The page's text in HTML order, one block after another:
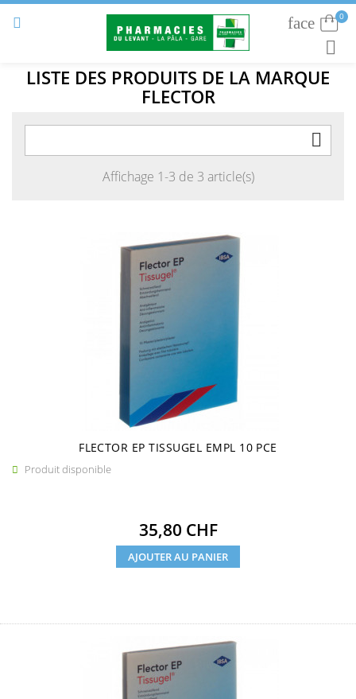
 0
faceConnexion

LISTE DES PRODUITS DE LA MARQUE
FLECTOR

Affichage 1-3 de 3 article(s)
FLECTOR EP TISSUGEL EMPL 10 PCE
 Produit disponible
Prix
35,80 CHF
AJOUTER AU PANIER